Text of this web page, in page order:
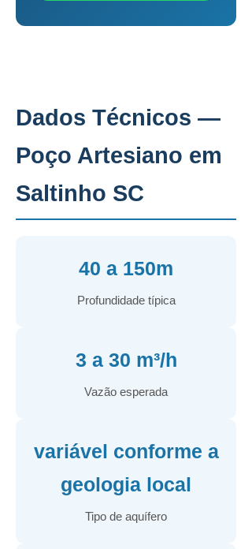
Dados Técnicos —
Poço Artesiano em
Saltinho SC
40 a 150m
Profundidade típica
3 a 30 m³/h
Vazão esperada
variável conforme a
geologia local
Tipo de aquífero